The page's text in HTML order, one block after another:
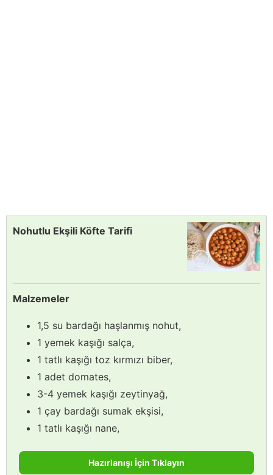
Nohutlu Ekşili Köfte Tarifi
Malzemeler
1,5 su bardağı haşlanmış nohut,
1 yemek kaşığı salça,
1 tatlı kaşığı toz kırmızı biber,
1 adet domates,
3-4 yemek kaşığı zeytinyağ,
1 çay bardağı sumak ekşisi,
1 tatlı kaşığı nane,
Hazırlanışı İçin Tıklayın